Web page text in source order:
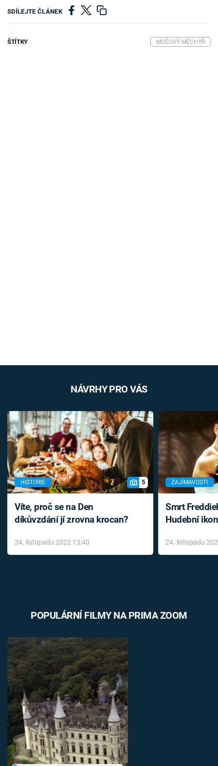
SDÍLEJTE ČLÁNEK
ŠTÍTKY MOČOVÝ MĚCHÝŘ
NÁVRHY PRO VÁS
HISTORIE 5
Víte, proč se na Den
díkůvzdání jí zrovna krocan?
24. listopadu 2022 13:40
ZAJÍMAVOSTI
Smrt
Hudební
léky
24. listopadu
POPULÁRNÍ FILMY NA PRIMA ZOOM